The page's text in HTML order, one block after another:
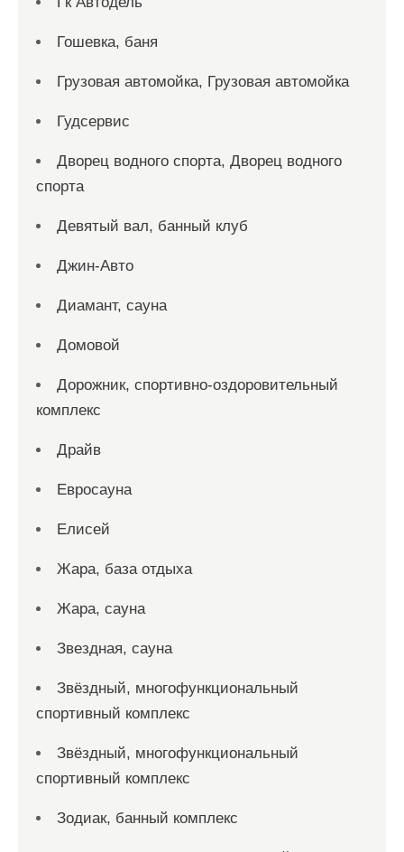
Гошевка, баня
Грузовая автомойка, Грузовая автомойка
Гудсервис
Дворец водного спорта, Дворец водного
спорта
Девятый вал, банный клуб
Джин-Авто
Диамант, сауна
Домовой
Дорожник, спортивно-оздоровительный
комплекс
Драйв
Евросауна
Елисей
Жара, база отдыха
Жара, сауна
Звездная, сауна
Звёздный, многофункциональный
спортивный комплекс
Звёздный, многофункциональный
спортивный комплекс
Зодиак, банный комплекс